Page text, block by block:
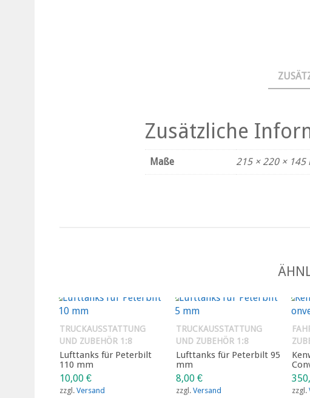
Zusätzliche
Maße 215 × 220 × 145
TRUCKAUSSTATTUNG
UND ZUBEHÖR 1:8
Lufttanks für Peterbilt
110 mm
10,00 €
zzgl. Versand
TRUCKAUSSTATTUNG
UND ZUBEHÖR 1:8
Lufttanks für Peterbilt 95
mm
8,00 €
zzgl. Versand zzgl.